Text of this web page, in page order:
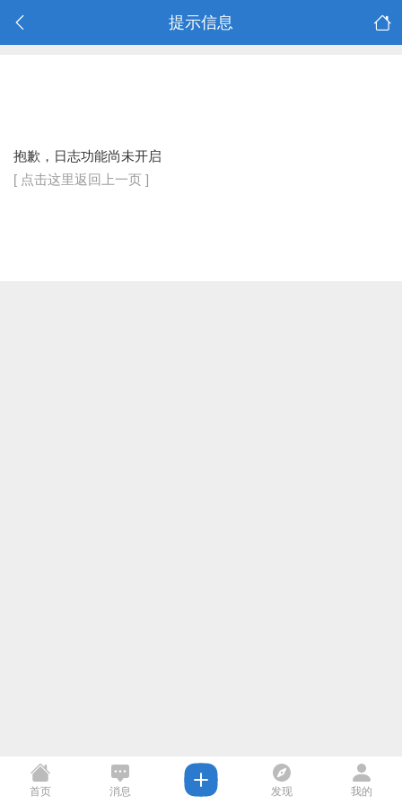
提示信息
抱歉，日志功能尚未开启
[ 点击这里返回上一页 ]
首页 消息 发现 我的